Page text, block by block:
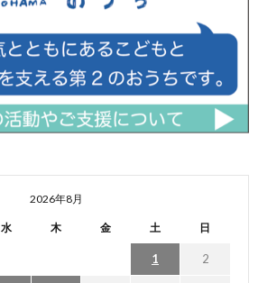
2026年8月
水 木 金 土 日
1 2